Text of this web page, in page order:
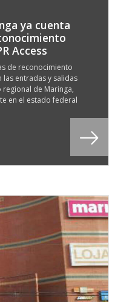
ya cuenta
Access
de reconocimiento
las entradas y salidas
de Maringa,
en el estado federal